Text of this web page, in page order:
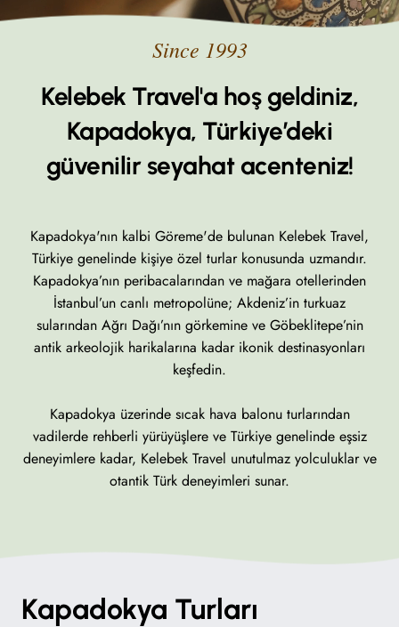
Kelebek Travel'a hoş geldiniz,
Kapadokya, Türkiye’deki
güvenilir seyahat acenteniz!
Kapadokya'nın kalbi Göreme'de bulunan Kelebek Travel,
Türkiye genelinde kişiye özel turlar konusunda uzmandır.
Kapadokya’nın peribacalarından ve mağara otellerinden
İstanbul’un canlı metropolüne; Akdeniz’in turkuaz
sularından Ağrı Dağı’nın görkemine ve Göbeklitepe’nin
antik arkeolojik harikalarına kadar ikonik destinasyonları
keşfedin.
Kapadokya üzerinde sıcak hava balonu turlarından
vadilerde rehberli yürüyüşlere ve Türkiye genelinde eşsiz
deneyimlere kadar, Kelebek Travel unutulmaz yolculuklar ve
otantik Türk deneyimleri sunar.
Kapadokya Turları